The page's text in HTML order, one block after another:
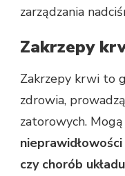
zarządzania
Zakrzepy
Zakrzepy krwi to
zdrowia,
zatorowych.
czy chorób